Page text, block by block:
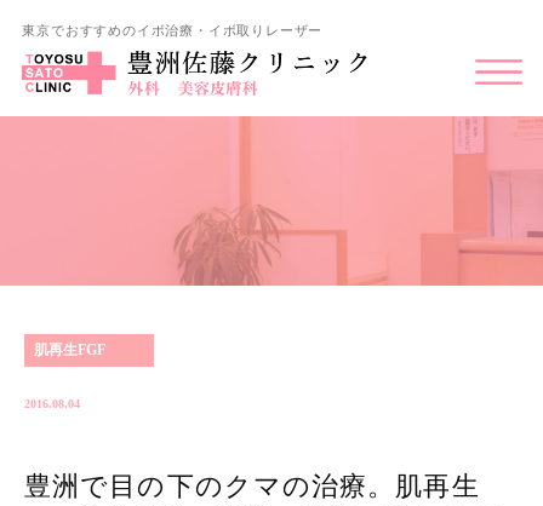
東京でおすすめのイボ治療・イボ取りレーザー
肌再生FGF
2016.08.04
豊洲で目の下のクマの治療。肌再生